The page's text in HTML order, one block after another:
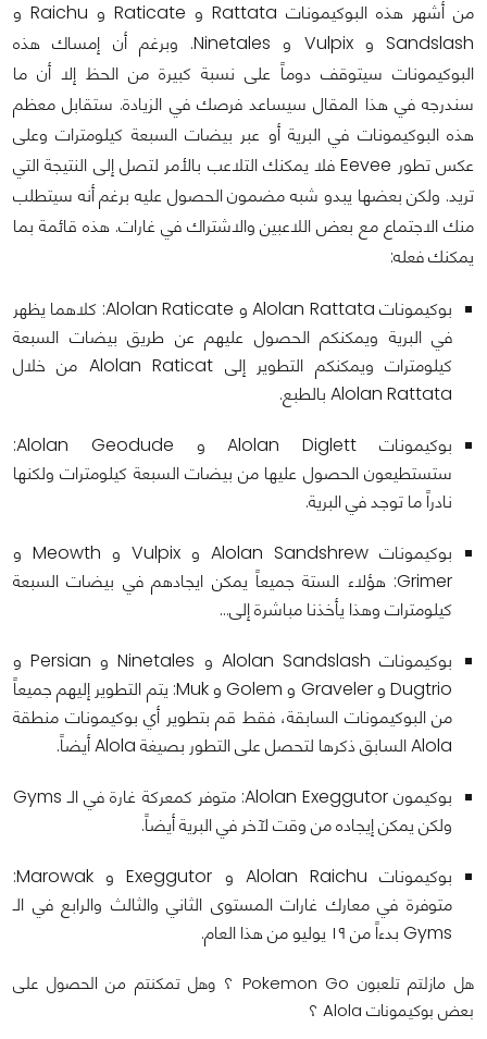
من أشهر هذه البوكيمونات Rattata و Raticate و Raichu و
Sandslash و Vulpix و Ninetales. وبرغم أن إمساك هذه
البوكيمونات سيتوقف دوماً على نسبة كبيرة من الحظ إلا أن ما
سندرجه في هذا المقال سيساعد فرصك في الزيادة. ستقابل معظم
هذه البوكيمونات في البرية أو عبر بيضات السبعة كيلومترات وعلى
عكس تطور Eevee فلا يمكنك التلاعب بالأمر لتصل إلى النتيجة التي
تريد. ولكن بعضها يبدو شبه مضمون الحصول عليه برغم أنه سيتطلب
منك الاجتماع مع بعض اللاعبين والاشتراك في غارات. هذه قائمة بما
يمكنك فعله:
بوكيمونات Alolan Rattata و Alolan Raticate: كلاهما يظهر
في البرية ويمكنكم الحصول عليهم عن طريق بيضات السبعة
كيلومترات ويمكنكم التطوير إلى Alolan Raticat من خلال
Alolan Rattata بالطبع.
بوكيمونات Alolan Diglett و Alolan Geodude:
ستستطيعون الحصول عليها من بيضات السبعة كيلومترات ولكنها
نادراً ما توجد في البرية.
بوكيمونات Alolan Sandshrew و Vulpix و Meowth و
Grimer: هؤلاء الستة جميعاً يمكن ايجادهم في بيضات السبعة
كيلومترات وهذا يأخذنا مباشرة إلى…
بوكيمونات Alolan Sandslash و Ninetales و Persian و
Dugtrio و Graveler و Golem و Muk: يتم التطوير إليهم جميعاً
من البوكيمونات السابقة، فقط قم بتطوير أي بوكيمونات منطقة
Alola السابق ذكرها لتحصل على التطور بصيغة Alola أيضاً.
بوكيمون Alolan Exeggutor: متوفر كمعركة غارة في الـ Gyms
ولكن يمكن إيجاده من وقت لآخر في البرية أيضاً.
بوكيمونات Alolan Raichu و Exeggutor و Marowak:
متوفرة في معارك غارات المستوى الثاني والثالث والرابع في الـ
Gyms بدءاً من ١٩ يوليو من هذا العام.
هل مازلتم تلعبون Pokemon Go ؟ وهل تمكنتم من الحصول على
بعض بوكيمونات Alola ؟